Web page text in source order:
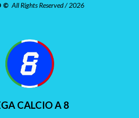
© All Rights Reserved / 2026
CALCIO A 8